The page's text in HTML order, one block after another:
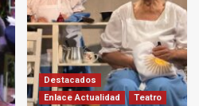
Destacados
Enlace Actualidad
Teatro